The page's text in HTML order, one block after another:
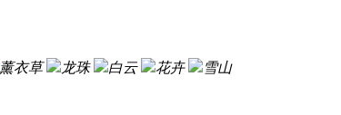
薰衣草 龙珠 白云 花卉
雪山